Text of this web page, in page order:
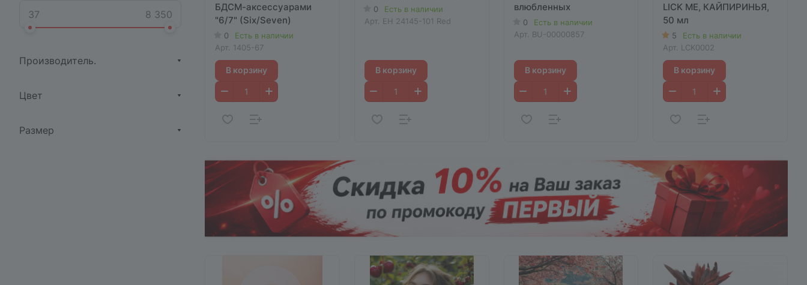
БДСМ-аксессуарами
"6/7" (Six/Seven)
0
Есть в наличии
Арт. 1405-67
В корзину
0
Есть в наличии
Арт. EH 24145-101 Red
В корзину
влюбленных
0
Есть в наличии
Арт. BU-00000857
В корзину
LICK ME, КАЙПИРИНЬЯ,
50 мл
5
Есть в наличии
Арт. LCK0002
В корзину
Производитель.
Цвет
Размер